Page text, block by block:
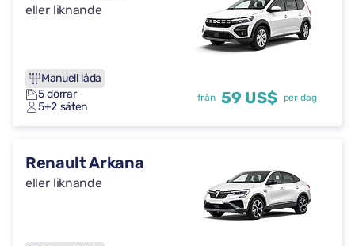
eller liknande
Manuell låda
5 dörrar
5+2 säten
från 59 US$ per dag
Renault Arkana
eller liknande